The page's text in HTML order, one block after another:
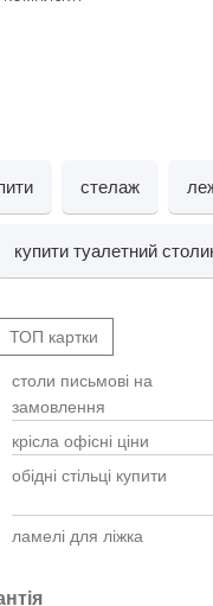
стелаж
купити туалетний
ТОП картки
столи письмові на
замовлення
крісла офісні ціни
обідні стільці купити
ламелі для ліжка
купити меблеву стінку